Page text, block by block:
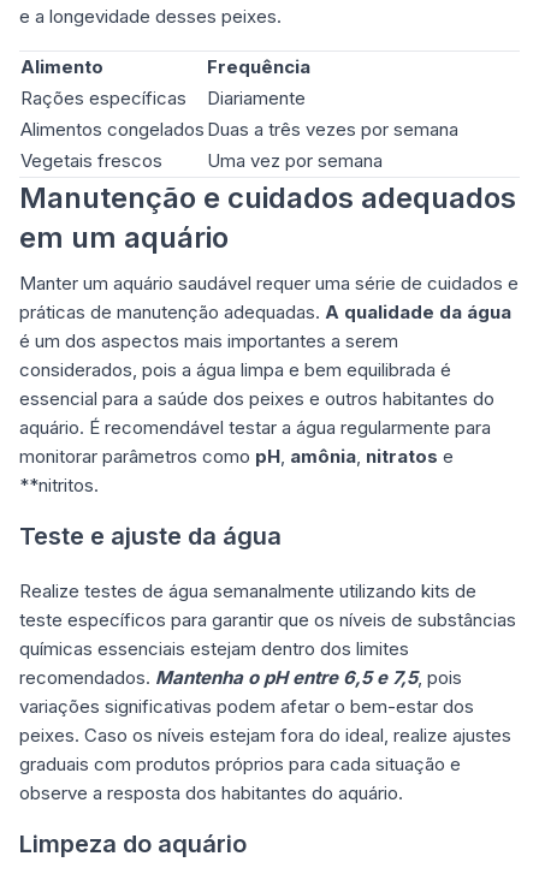
e a longevidade desses peixes.
Alimento
Frequência
Rações específicas
Diariamente
Alimentos congelados Duas a três vezes por semana
Vegetais frescos
Uma vez por semana
Manutenção e cuidados adequados
em um aquário
Manter um aquário saudável requer uma série de cuidados e
práticas de manutenção adequadas. A qualidade da água
é um dos aspectos mais importantes a serem
considerados, pois a água limpa e bem equilibrada é
essencial para a saúde dos peixes e outros habitantes do
aquário. É recomendável testar a água regularmente para
monitorar parâmetros como pH, amônia, nitratos e
**nitritos.
Teste e ajuste da água
Realize testes de água semanalmente utilizando kits de
teste específicos para garantir que os níveis de substâncias
químicas essenciais estejam dentro dos limites
recomendados. Mantenha o pH entre 6,5 e 7,5, pois
variações significativas podem afetar o bem-estar dos
peixes. Caso os níveis estejam fora do ideal, realize ajustes
graduais com produtos próprios para cada situação e
observe a resposta dos habitantes do aquário.
Limpeza do aquário